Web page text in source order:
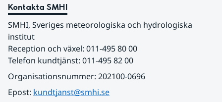
Kontakta SMHI
SMHI, Sveriges meteorologiska och hydrologiska
institut
Reception och växel: 011-495 80 00
Telefon kundtjänst: 011-495 82 00
Organisationsnummer: 202100-0696
Epost: kundtjanst@smhi.se